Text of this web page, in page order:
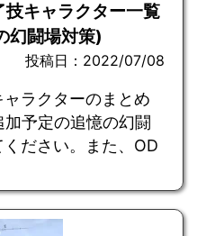
キャラクター一覧
幻闘場対策)
投稿日：2022/07/08
ラクターのまとめ
予定の追憶の幻闘
ださい。また、OD